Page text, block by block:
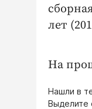
лет
На
Нашли в
Выделите